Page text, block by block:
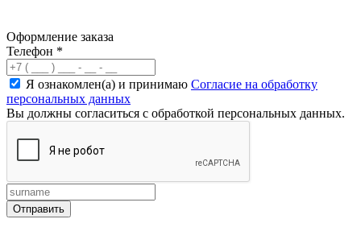
Оформление заказа
Телефон *
Я ознакомлен(а) и принимаю Согласие на обработку
персональных данных
Вы должны согласиться с обработкой персональных данных.